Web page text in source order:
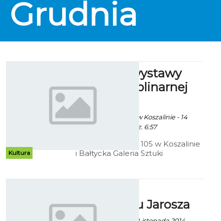
Grudnia
Kultura
IX edycja wystawy
interdyscyplinarnej
„Fala”
Ekoszalin za CK105 w Koszalinie - 14
Listopada 2014 godz. 6:57
Centrum Kultury 105 w Koszalinie
i Bałtycka Galeria Sztuki
optymizmu Jarosza